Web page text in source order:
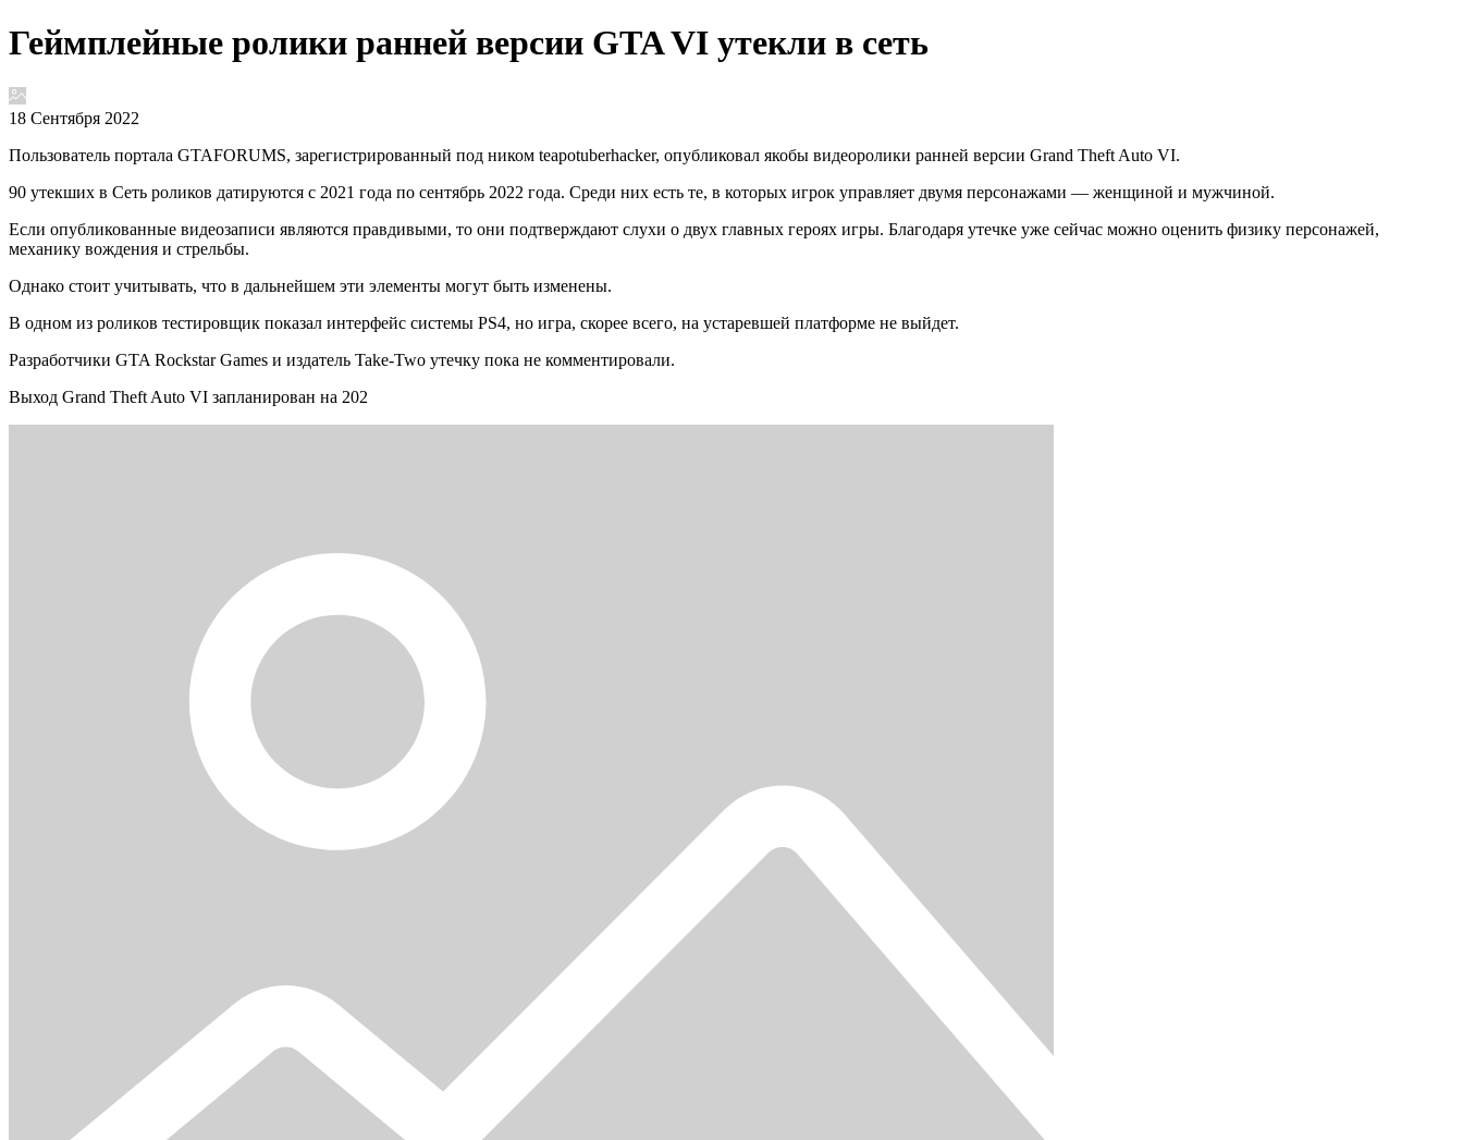
Геймплейные ролики ранней версии GTA VI утекли в сеть
18 Сентября 2022
Пользователь портала GTAFORUMS, зарегистрированный под ником teapotuberhacker, опубликовал якобы видеоролики ранней версии Grand Theft Auto VI.
90 утекших в Сеть роликов датируются с 2021 года по сентябрь 2022 года. Среди них есть те, в которых игрок управляет двумя персонажами — женщиной и мужчиной.
Если опубликованные видеозаписи являются правдивыми, то они подтверждают слухи о двух главных героях игры. Благодаря утечке уже сейчас можно оценить физику персонажей,
механику вождения и стрельбы.
Однако стоит учитывать, что в дальнейшем эти элементы могут быть изменены.
В одном из роликов тестировщик показал интерфейс системы PS4, но игра, скорее всего, на устаревшей платформе не выйдет.
Разработчики GTA Rockstar Games и издатель Take-Two утечку пока не комментировали.
Выход Grand Theft Auto VI запланирован на 202